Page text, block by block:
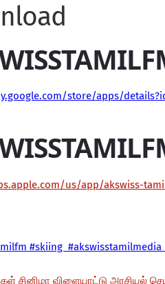
store/apps/
us/app/akswiss-
#skiing
சினிமா விளையாட்டு